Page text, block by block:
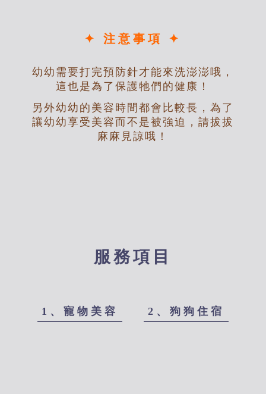
✦ 注意事項 ✦
幼幼需要打完預防針才能來洗澎澎哦，
這也是為了保護牠們的健康！
另外幼幼的美容時間都會比較長，為了
讓幼幼享受美容而不是被強迫，請拔拔
麻麻見諒哦！
服務項目
1、寵物美容 2、狗狗住宿